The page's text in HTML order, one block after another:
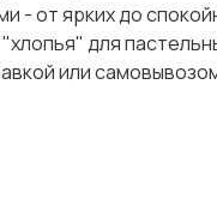
от ярких до
для
или